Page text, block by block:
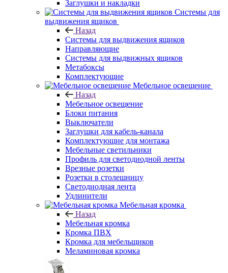
Заглушки и накладки
Системы для
выдвижения ящиков
Назад
Системы для выдвижения ящиков
Направляющие
Системы для выдвижных ящиков
Метабоксы
Комплектующие
Мебельное освещение
Назад
Мебельное освещение
Блоки питания
Выключатели
Заглушки для кабель-канала
Комплектующие для монтажа
Мебельные светильники
Профиль для светодиодной ленты
Врезные розетки
Розетки в столешницу
Светодиодная лента
Удлинители
Мебельная кромка
Назад
Мебельная кромка
Кромка ПВХ
Кромка для мебельщиков
Меламиновая кромка